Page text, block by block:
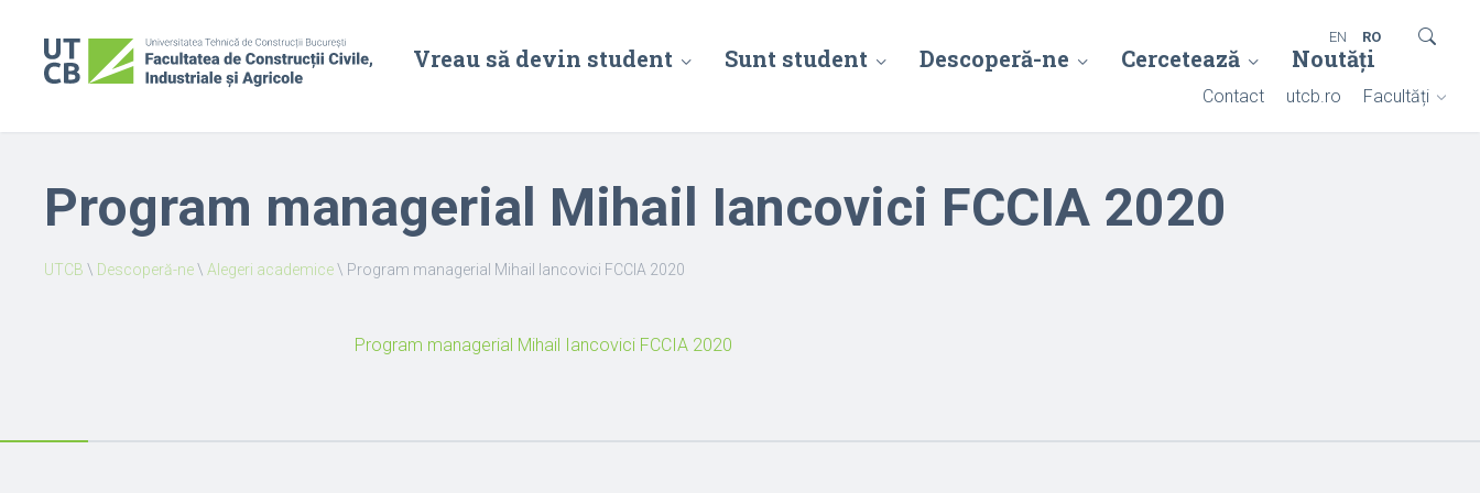
Vreau să devin student Sunt student Descoperă-ne Cercetează Noutăți
Contact utcb.ro Facultăți
EN RO
Program managerial Mihail Iancovici FCCIA 2020
UTCB \ Descoperă-ne\ Alegeri academice\ Program managerial Mihail Iancovici FCCIA 2020
Program managerial Mihail Iancovici FCCIA 2020